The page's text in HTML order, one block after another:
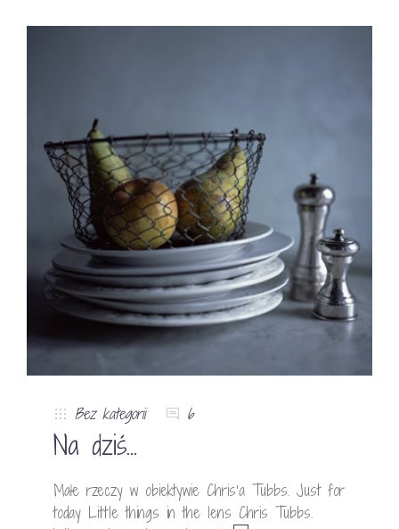
Bez kategorii 6
Na dziś…
Małe rzeczy w obiektywie Chris’a Tubbs. Just for
today Little things in the lens Chris Tubbs.